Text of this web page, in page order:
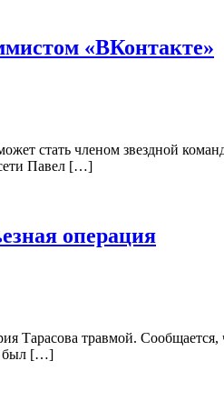
«ВКонтакте»
стать членом звездной
Павел […]
операция
Тарасова травмой.
был […]